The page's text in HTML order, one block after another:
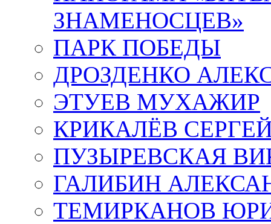
ЗНАМЕНОСЦЕВ»
ПАРК ПОБЕДЫ
ДРОЗДЕНКО
ЭТУЕВ МУХАЖИР
КРИКАЛЁВ
ПУЗЫРЕВСКАЯ
ГАЛИБИН
ТЕМИРКАНОВ